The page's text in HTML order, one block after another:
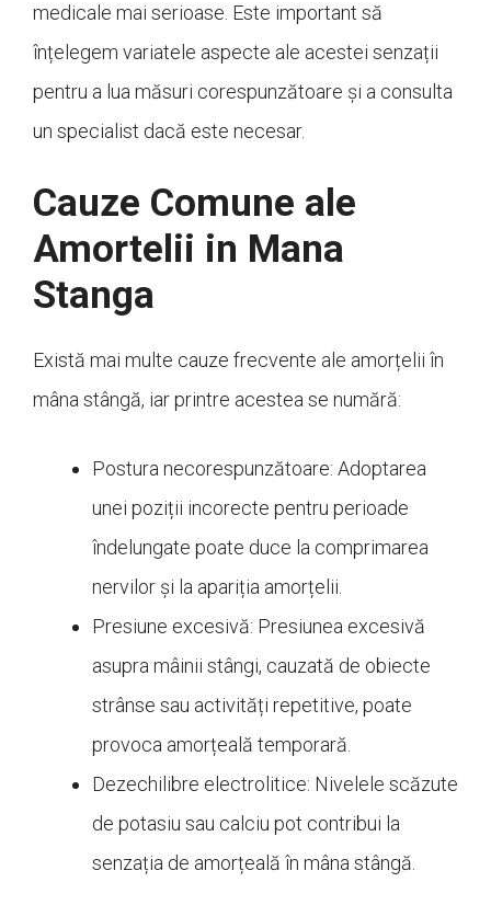
medicale mai serioase. Este important să
înțelegem variatele aspecte ale acestei senzații
pentru a lua măsuri corespunzătoare și a consulta
un specialist dacă este necesar.
Cauze Comune ale
Amortelii in Mana
Stanga
Există mai multe cauze frecvente ale amorțelii în
mâna stângă, iar printre acestea se numără:
Postura necorespunzătoare: Adoptarea
unei poziții incorecte pentru perioade
îndelungate poate duce la comprimarea
nervilor și la apariția amorțelii.
Presiune excesivă: Presiunea excesivă
asupra mâinii stângi, cauzată de obiecte
strânse sau activități repetitive, poate
provoca amorțeală temporară.
Dezechilibre electrolitice: Nivelele scăzute
de potasiu sau calciu pot contribui la
senzația de amorțeală în mâna stângă.